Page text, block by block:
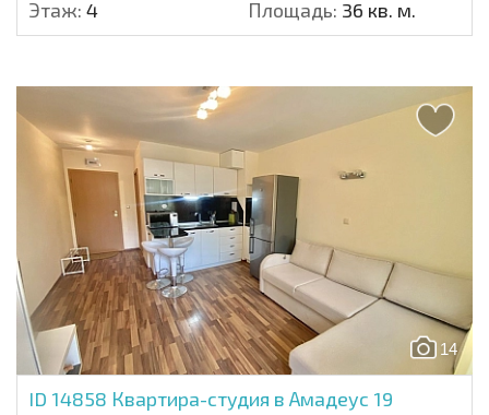
Этаж: 4 Площадь: 36 кв. м.
14
ID 14858 Квартира-студия в Амадеус 19